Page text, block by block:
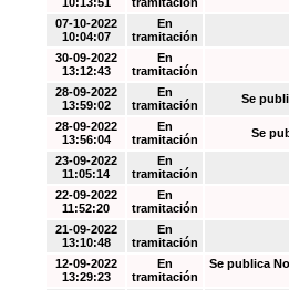
07-10-2022
10:04:07
En
tramitación
30-09-2022
13:12:43
En
tramitación
28-09-2022
13:59:02
En
tramitación
Se
28-09-2022
13:56:04
En
tramitación
Se
23-09-2022
11:05:14
En
tramitación
22-09-2022
11:52:20
En
tramitación
21-09-2022
13:10:48
En
tramitación
12-09-2022
13:29:23
En
tramitación
Se publica